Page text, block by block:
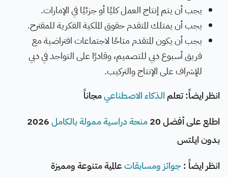
يجب أن يتم إنتاج العمل كليًا أو جزئيًا في الإمارات.
يجب أن يمتلك المتقدم حقوق الملكية الفكرية للمقترح.
يجب أن يكون المتقدم متاحًا لاجتماعات افتراضية مع
فريق أسبوع دبي للتصميم، وقادرًا على التواجد في دبي
للإشراف على الإنتاج والتركيب.
انظر ايضاً: تعلمالذكاء الاصطناعيمجاناً
اطلع على أفضل 20
منحة دراسية ممولة بالكامل2026
بدون ايلتس
انظر ايضاً :جوائز ومسابقاتعالمية متنوعة ومميزة